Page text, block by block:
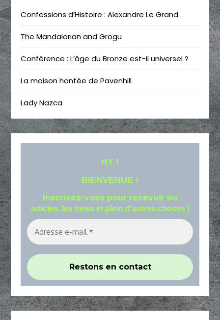
Confessions d’Histoire : Alexandre Le Grand
The Mandalorian and Grogu
Conférence : L’âge du Bronze est-il universel ?
La maison hantée de Pavenhill
Lady Nazca
HY !
BIENVENUE !
Inscrivez-vous pour recevoir les
articles, les news et plein d'autres choses !